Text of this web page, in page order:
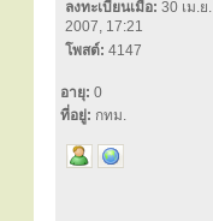
ลงทะเบียนเมื่อ: 30 เม.ย.
2007, 17:21
โพสต์: 4147
อายุ: 0
ที่อยู่: กทม.